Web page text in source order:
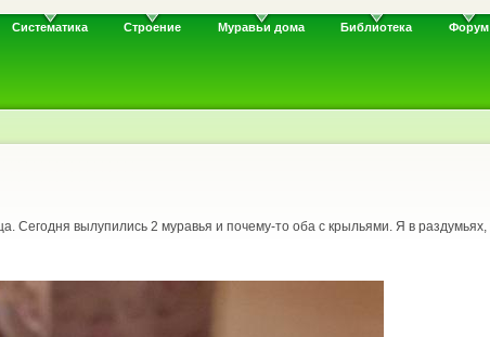
Систематика Строение Муравьи дома Библиотека Форум
Сегодня вылупились 2 муравья и почему-то оба с крыльями. Я в